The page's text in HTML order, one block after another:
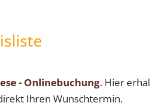
- Onlinebuchung. Hier
Ihren Wunschtermin.